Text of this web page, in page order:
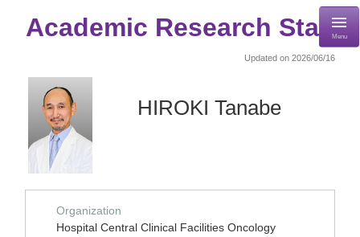
Academic Research StaffMenu
Updated on 2026/06/16
HIROKI Tanabe
Organization
Hospital Central Clinical Facilities Oncology